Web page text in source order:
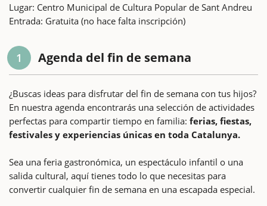
Lugar: Centro Municipal de Cultura Popular de Sant Andreu
Entrada: Gratuita (no hace falta inscripción)
1 Agenda del fin de semana
¿Buscas ideas para disfrutar del fin de semana con tus hijos?
En nuestra agenda encontrarás una selección de actividades
perfectas para compartir tiempo en familia: ferias, fiestas,
festivales y experiencias únicas en toda Catalunya.
Sea una feria gastronómica, un espectáculo infantil o una
salida cultural, aquí tienes todo lo que necesitas para
convertir cualquier fin de semana en una escapada especial.